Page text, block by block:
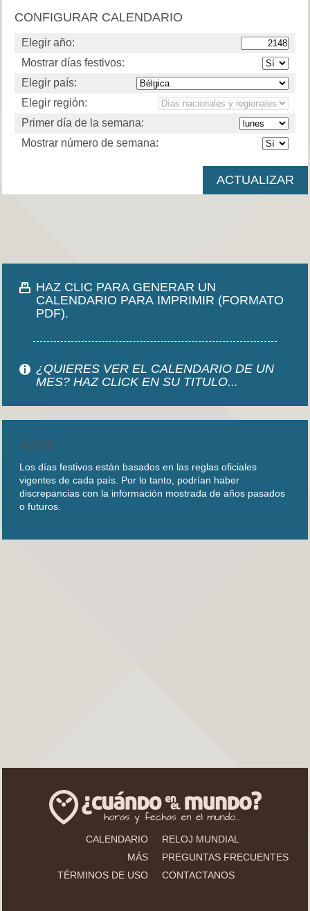
CONFIGURAR CALENDARIO
Elegir año:
Mostrar días festivos:
Elegir país:
Elegir región:
Primer día de la semana:
Mostrar número de semana:
HAZ CLIC PARA GENERAR UN
CALENDARIO PARA IMPRIMIR (FORMATO
PDF).
¿QUIERES VER EL CALENDARIO DE UN
MES? HAZ CLICK EN SU TITULO...
AVISO
Los días festivos están basados en las reglas oficiales
vigentes de cada país. Por lo tanto, podrían haber
discrepancias con la información mostrada de años pasados
o futuros.
CALENDARIO
RELOJ MUNDIAL
MÁS
PREGUNTAS FRECUENTES
TÉRMINOS DE USO
CONTACTANOS